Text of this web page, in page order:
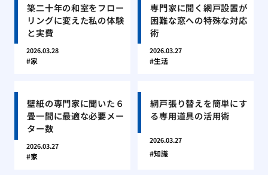
築二十年の和室をフロー
リングに変えた私の体験
と実費
2026.03.28
家
専門家に聞く網戸設置が
困難な窓への特殊な対応
術
2026.03.27
生活
壁紙の専門家に聞いた６
畳一間に最適な必要メー
ター数
2026.03.27
家
網戸張り替えを簡単にす
る専用道具の活用術
2026.03.27
知識